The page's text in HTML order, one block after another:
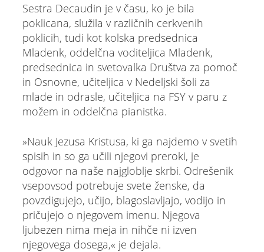
Sestra Decaudin je v času, ko je bila
poklicana, služila v različnih cerkvenih
poklicih, tudi kot kolska predsednica
Mladenk, oddelčna voditeljica Mladenk,
predsednica in svetovalka Društva za pomoč
in Osnovne, učiteljica v Nedeljski šoli za
mlade in odrasle, učiteljica na FSY v paru z
možem in oddelčna pianistka.
»Nauk Jezusa Kristusa, ki ga najdemo v svetih
spisih in so ga učili njegovi preroki, je
odgovor na naše najgloblje skrbi. Odrešenik
vsepovsod potrebuje svete ženske, da
povzdigujejo, učijo, blagoslavljajo, vodijo in
pričujejo o njegovem imenu. Njegova
ljubezen nima meja in nihče ni izven
njegovega dosega,« je dejala.